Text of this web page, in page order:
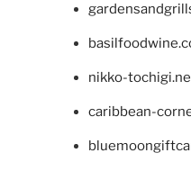
nikko-
caribbean-